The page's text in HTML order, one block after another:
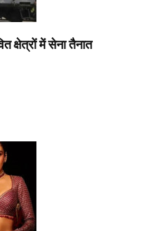
क्षेत्रों में सेना तैनात